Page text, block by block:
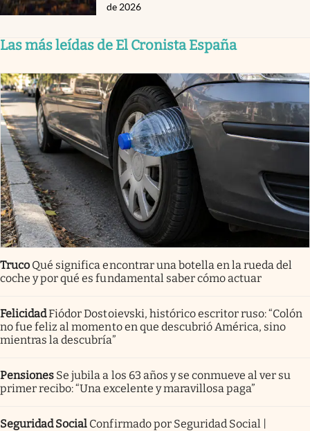
de 2026
Las más leídas de El Cronista España
Truco Qué significa encontrar una botella en la rueda del
coche y por qué es fundamental saber cómo actuar
FelicidadFiódor Dostoievski, histórico escritor ruso: “Colón
no fue feliz al momento en que descubrió América, sino
mientras la descubría”
Pensiones Se jubila a los 63 años y se conmueve al ver su
primer recibo: “Una excelente y maravillosa paga”
Seguridad Social Confirmado por Seguridad Social |